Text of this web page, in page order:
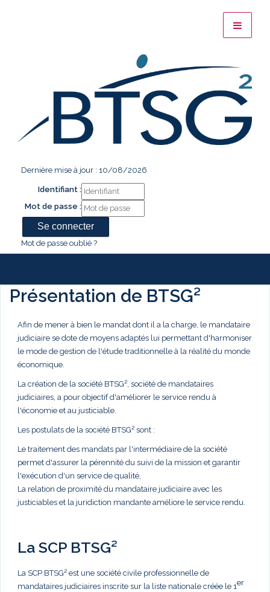
Dernière mise à jour : 10/08/2026
Identifiant :
Mot de passe :
Mot de passe oublié ?
Présentation de BTSG²
Afin de mener à bien le mandat dont il a la charge, le mandataire
judiciaire se dote de moyens adaptés lui permettant d'harmoniser
le mode de gestion de l'étude traditionnelle à la réalité du monde
économique.
La création de la société BTSG², société de mandataires
judiciaires, a pour objectif d'améliorer le service rendu à
l'économie et au justiciable.
Les postulats de la société BTSG² sont :
Le traitement des mandats par l'intermédiaire de la société
permet d'assurer la pérennité du suivi de la mission et garantir
l'exécution d'un service de qualité,
La relation de proximité du mandataire judiciaire avec les
justiciables et la juridiction mandante améliore le service rendu.
La SCP BTSG²
La SCP BTSG² est une société civile professionnelle de
mandataires judiciaires inscrite sur la liste nationale créée le 1er